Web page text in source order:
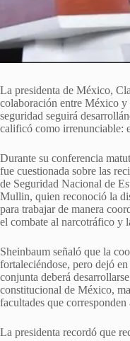
La presidenta de México,
colaboración entre México y
seguridad seguirá
calificó como irrenunciable:
Durante su conferencia
fue cuestionada sobre las
de Seguridad Nacional de
Mullin, quien reconoció la
para trabajar de manera
el combate al narcotráfico y
Sheinbaum señaló que la
fortaleciéndose, pero dejó
conjunta deberá
constitucional de México,
facultades que
La presidenta recordó que